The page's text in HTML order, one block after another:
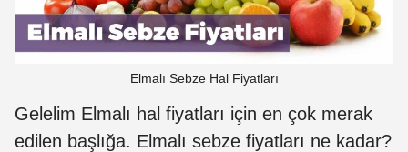
Elmalı Sebze Hal Fiyatları
Gelelim Elmalı hal fiyatları için en çok merak
edilen başlığa. Elmalı sebze fiyatları ne kadar?